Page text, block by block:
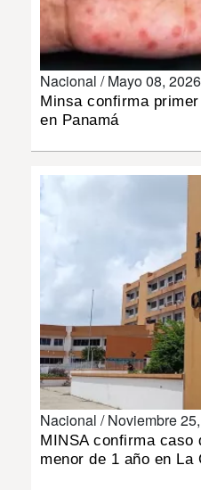
DEPORTES
IMPRESO
Nacional /Mayo 08, 2026
Minsa confirma
en Panamá
Nacional /Noviembre
MINSA confirma caso
menor de 1 año en La